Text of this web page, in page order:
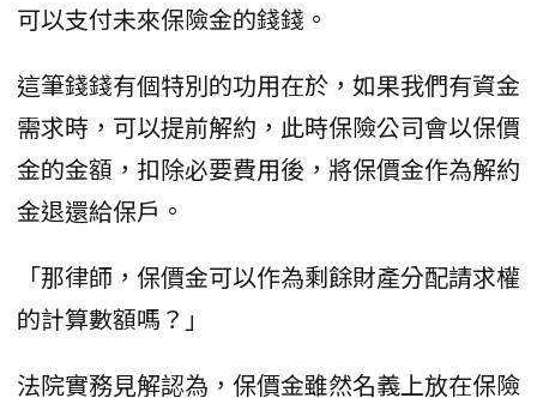
可以支付未來保險金的錢錢。
這筆錢錢有個特別的功用在於，如果我們有資金
需求時，可以提前解約，此時保險公司會以保價
金的金額，扣除必要費用後，將保價金作為解約
金退還給保戶。
「那律師，保價金可以作為剩餘財產分配請求權
的計算數額嗎？」
法院實務見解認為，保價金雖然名義上放在保險